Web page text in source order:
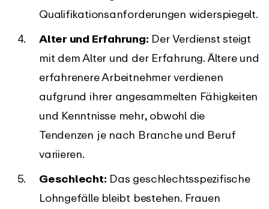
Qualifikationsanforderungen widerspiegelt.
Alter und Erfahrung: Der Verdienst steigt
mit dem Alter und der Erfahrung. Ältere und
erfahrenere Arbeitnehmer verdienen
aufgrund ihrer angesammelten Fähigkeiten
und Kenntnisse mehr, obwohl die
Tendenzen je nach Branche und Beruf
variieren.
Geschlecht: Das geschlechtsspezifische
Lohngefälle bleibt bestehen. Frauen